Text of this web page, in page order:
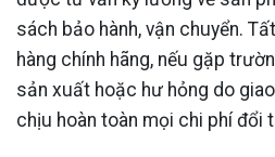
sách bảo hành, vận chuyển.
hàng chính hãng, nếu gặp
sản xuất hoặc hư hỏng do
chịu hoàn toàn mọi chi phí đổi